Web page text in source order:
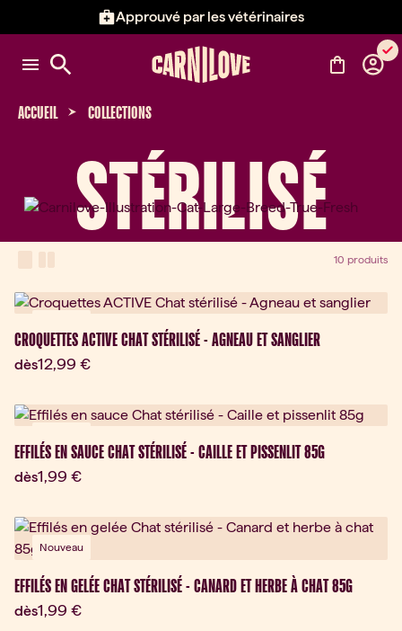
Approuvé par les vétérinaires
Élément 2 sur 3: Approuvé par
ACCUEIL COLLECTIONS
STÉRILISÉ
10 produits
CROQUETTES ACTIVE CHAT STÉRILISÉ - AGNEAU ET SANGLIER
dèsPrix actuel:
12,99 €
EFFILÉS EN SAUCE CHAT STÉRILISÉ - CAILLE ET PISSENLIT 85G
dèsPrix actuel:
1,99 €
Nouveau
EFFILÉS EN GELÉE CHAT STÉRILISÉ - CANARD ET HERBE À CHAT 85G
dèsPrix actuel:
1,99 €